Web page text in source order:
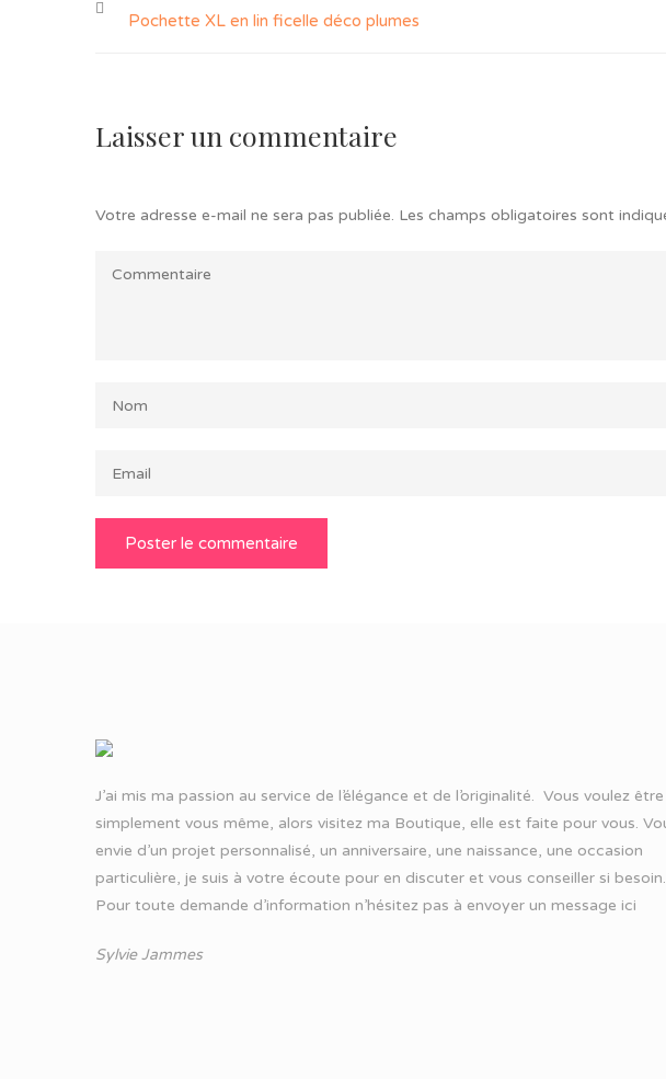
Pochette XL en lin ficelle déco plumes
Laisser un commentaire
Votre adresse e-mail ne sera pas publiée. Les champs obligatoires sont
J’ai mis ma passion au service de l’élégance et de l’originalité. Vous voulez
simplement vous même, alors visitez ma Boutique, elle est faite pour vous.
envie d’un projet personnalisé, un anniversaire, une naissance, une occasion
particulière, je suis à votre écoute pour en discuter et vous conseiller si
Pour toute demande d’information n’hésitez pas à envoyer un message ici
Sylvie Jammes